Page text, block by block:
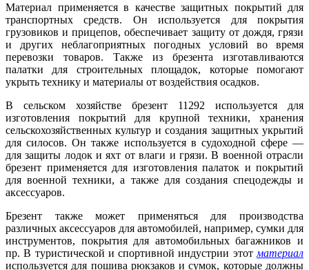
Материал применяется в качестве защитных покрытий для
транспортных средств. Он используется для покрытия
грузовиков и прицепов, обеспечивает защиту от дождя, грязи
и других неблагоприятных погодных условий во время
перевозки товаров. Также из брезента изготавливаются
палатки для строительных площадок, которые помогают
укрыть технику и материалы от воздействия осадков.
В сельском хозяйстве брезент 11292 используется для
изготовления покрытий для крупной техники, хранения
сельскохозяйственных культур и создания защитных укрытий
для силосов. Он также используется в судоходной сфере —
для защиты лодок и яхт от влаги и грязи. В военной отрасли
брезент применяется для изготовления палаток и покрытий
для военной техники, а также для создания спецодежды и
аксессуаров.
Брезент также может применяться для производства
различных аксессуаров для автомобилей, например, сумки для
инструментов, покрытия для автомобильных багажников и
пр. В туристической и спортивной индустрии этот материал
используется для пошива рюкзаков и сумок, которые должны